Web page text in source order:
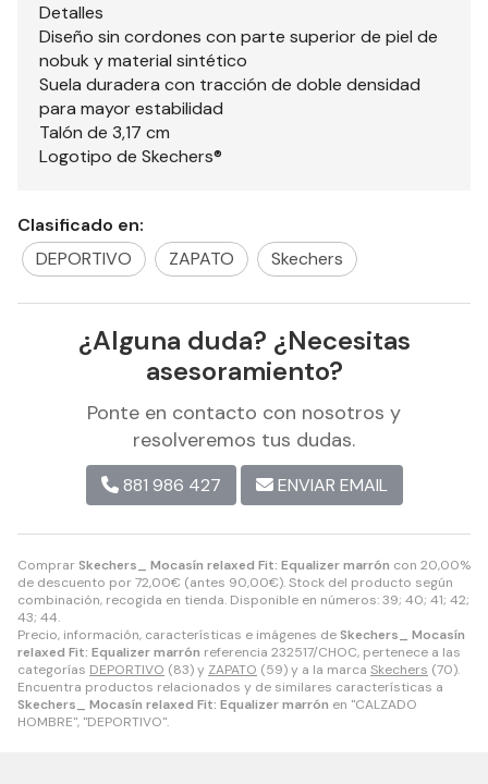
ComprarSkechers_ Mocasín relaxed Fit: Equalizer marrón con 20,00%
de descuento por72,00€ (antes 90,00€). Stock del producto según
combinación, recogida en tienda. Disponible en números: 39; 40; 41; 42;
43; 44.
Precio, información, características e imágenes deSkechers_ Mocasín
relaxed Fit: Equalizer marrón referencia 232517/CHOC, pertenece a las
categorías DEPORTIVO (83) y ZAPATO (59) y a la marca Skechers (70).
Encuentra productos relacionados y de similares características a
Skechers_ Mocasín relaxed Fit: Equalizer marrón en "CALZADO
HOMBRE", "DEPORTIVO".
Detalles
Diseño sin cordones con parte superior de piel de
nobuk y material sintético
Suela duradera con tracción de doble densidad
para mayor estabilidad
Talón de 3,17 cm
Logotipo de Skechers®
Clasificado en:
DEPORTIVO
ZAPATO Skechers
¿Alguna duda? ¿Necesitas
asesoramiento?
Ponte en contacto con nosotros y
resolveremos tus dudas.
881 986 427 ENVIAR EMAIL